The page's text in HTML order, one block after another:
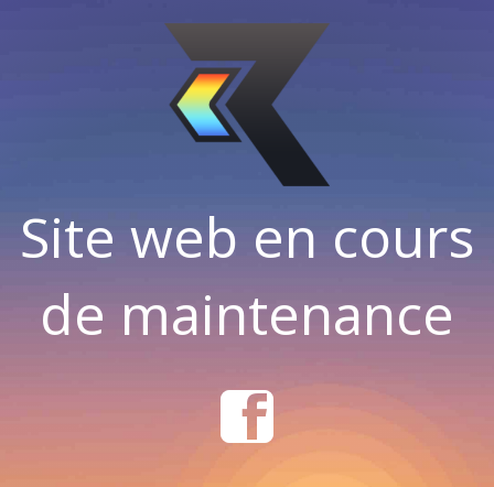
Site web en cours
de maintenance